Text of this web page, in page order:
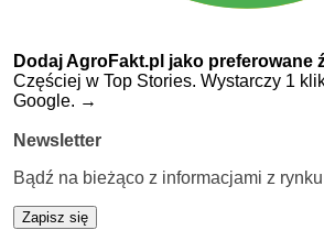
Dodaj AgroFakt.pl jako preferowane
Częściej w Top Stories. Wystarczy 1
Google. →
Newsletter
Bądź na bieżąco z informacjami z
Zapisz się